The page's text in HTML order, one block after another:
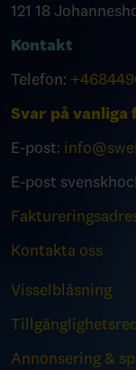
121 18
Kontakt
Telefon:
Svar på vanliga
E-post:
E-post
Kontakta oss
Visselblåsning
Annonsering &